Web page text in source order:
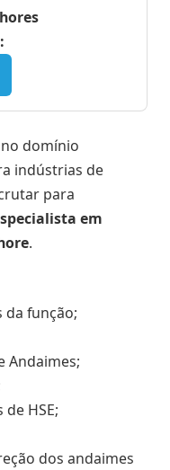
domínio
indústrias de
para
em
.
da função;
Andaimes;
HSE;
dos andaimes